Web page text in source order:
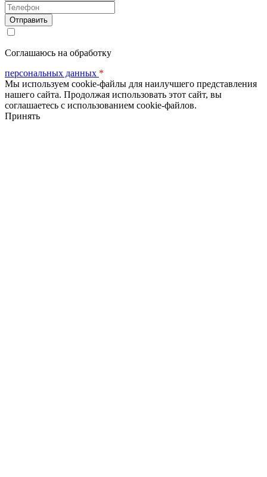
Телефон
Соглашаюсь на обработку
персональных данных *
Мы используем cookie-файлы для наилучшего представления
нашего сайта. Продолжая использовать этот сайт, вы
соглашаетесь с использованием cookie-файлов.
Принять